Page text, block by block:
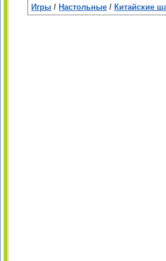
Игры / Настольные / Китайские